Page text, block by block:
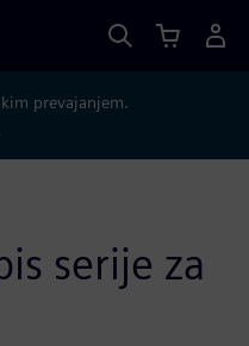
prevajanjem.
serije za